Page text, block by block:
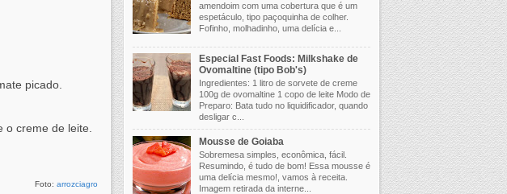
picado.
creme de leite.
Foto: arrozciagro
amendoim com uma cobertura que é um
espetáculo, tipo paçoquinha de colher.
Fofinho, molhadinho, uma delícia e...
Especial Fast Foods: Milkshake de
Ovomaltine (tipo Bob's)
Ingredientes: 1 litro de sorvete de creme
100g de ovomaltine 1 copo de leite Modo de
Preparo: Bata tudo no liquidificador, quando
desligar c...
Mousse de Goiaba
Sobremesa simples, econômica, fácil.
Resumindo, é tudo de bom! Essa mousse é
uma delícia mesmo!, vamos à receita.
Imagem retirada da interne...